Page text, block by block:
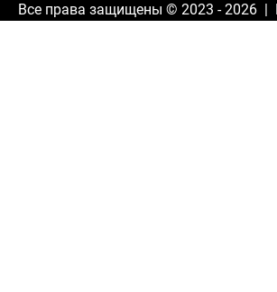
Все права защищены © 2023 - 2026 |